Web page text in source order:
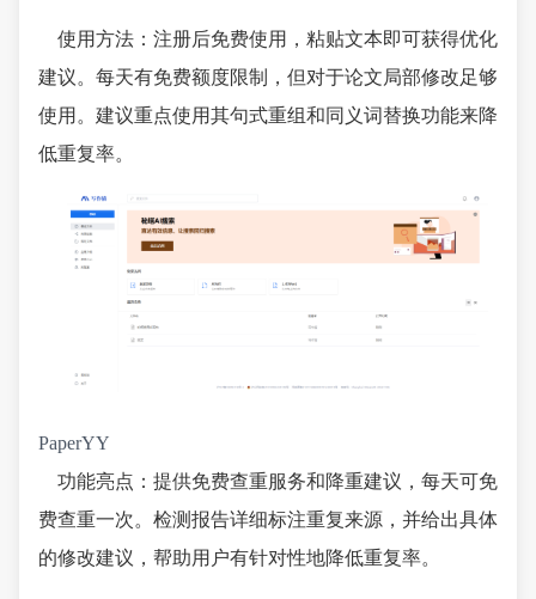
使用方法：注册后免费使用，粘贴文本即可获得优化
建议。每天有免费额度限制，但对于论文局部修改足够
使用。建议重点使用其句式重组和同义词替换功能来降
低重复率。
PaperYY
功能亮点：提供免费查重服务和降重建议，每天可免
费查重一次。检测报告详细标注重复来源，并给出具体
的修改建议，帮助用户有针对性地降低重复率。